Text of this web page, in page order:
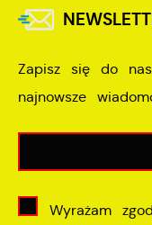
Zapisz się do
najnowsze
Wyrażam